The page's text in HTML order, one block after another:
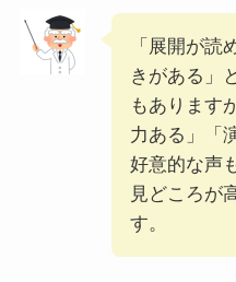
「展開が読
きがある」
もあります
力ある」「
好意的な声
見どころが
す。